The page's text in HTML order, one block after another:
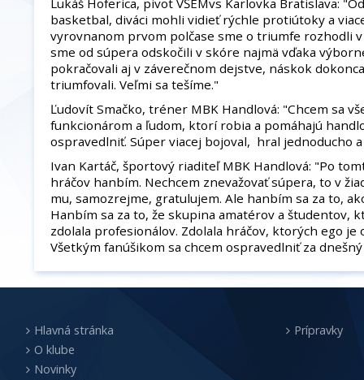
Lukáš Hoferica, pivot VŠEMvs Karlovka Bratislava:
basketbal, diváci mohli vidieť rýchle protiútoky a
vyrovnanom prvom polčase sme o triumfe rozhodli
sme od súpera odskočili v skóre najmä vďaka
pokračovali aj v záverečnom dejstve, náskok
triumfovali. Veľmi sa tešíme."
Ľudovít Smačko, tréner MBK Handlová: "Chcem sa
funkcionárom a ľudom, ktorí robia a pomáhajú
ospravedlniť. Súper viacej bojoval, hral jednoducho a
Ivan Kartáč, športový riaditeľ MBK Handlová: "Po
hráčov hanbím. Nechcem znevažovať súpera, to v
mu, samozrejme, gratulujem. Ale hanbím sa za to,
Hanbím sa za to, že skupina amatérov a študentov,
zdolala profesionálov. Zdolala hráčov, ktorých ego je
Všetkým fanúšikom sa chcem ospravedlniť za
Hlavná stránka
O klube
Novinky
Prípravky